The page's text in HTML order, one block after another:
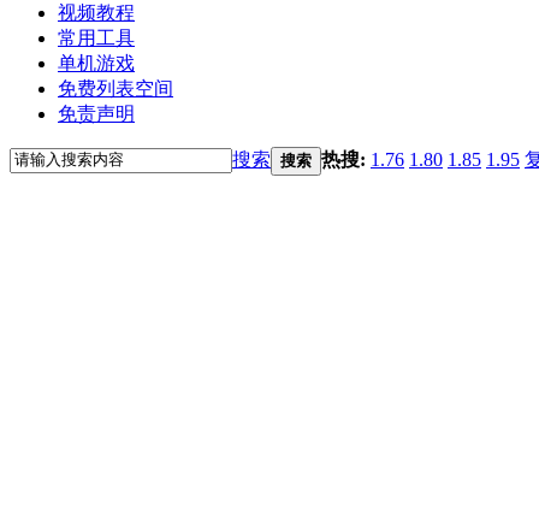
视频教程
常用工具
单机游戏
免费列表空间
免责声明
搜索 搜索 热搜: 1.76 1.80 1.85 1.95